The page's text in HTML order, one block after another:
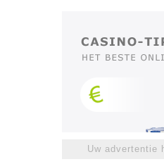
Uw advertentie